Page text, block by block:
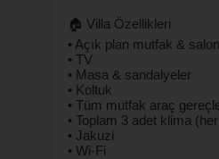
🏠 Villa Özellikleri
• Açık plan mutfak & salon
• TV
• Masa & sandalyeler
• Koltuk
• Tüm mutfak araç
• Toplam 3 adet klima
• Jakuzi
• Wi-Fi